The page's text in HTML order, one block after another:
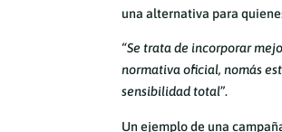
una alternativa para
“Se trata de incorporar
normativa oficial, nomás
sensibilidad total”.
Un ejemplo de una